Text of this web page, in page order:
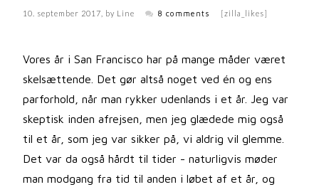
10. september 2017 , by Line 8 comments [zilla_likes]
Vores år i San Francisco har på mange måder været
skelsættende. Det gør altså noget ved én og ens
parforhold, når man rykker udenlands i et år. Jeg var
skeptisk inden afrejsen, men jeg glædede mig også
til et år, som jeg var sikker på, vi aldrig vil glemme.
Det var da også hårdt til tider - naturligvis møder
man modgang fra tid til anden i løbet af et år, og